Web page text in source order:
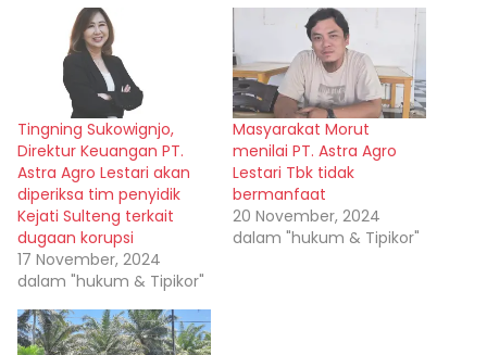
Tingning Sukowignjo,
Direktur Keuangan PT.
Astra Agro Lestari akan
diperiksa tim penyidik
Kejati Sulteng terkait
dugaan korupsi
17 November, 2024
dalam "hukum & Tipikor"
Masyarakat Morut
menilai PT. Astra Agro
Lestari Tbk tidak
bermanfaat
20 November, 2024
dalam "hukum & Tipikor"